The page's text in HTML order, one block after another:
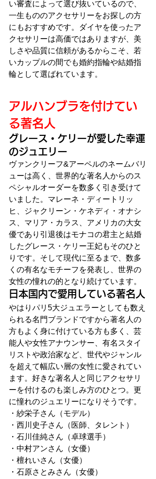
い審査によって選び抜いているので、
一生もののアクセサリーをお探しの方
にもおすすめです。ダイヤを使ったア
クセサリーは高価ではありますが、美
しさや品質に信頼があるからこそ、若
いカップルの間でも婚約指輪や結婚指
輪として選ばれています。
アルハンブラを付けてい
る著名人
グレース・ケリーが愛した幸運
のジュエリー
ヴァンクリーフ&アーペルのネームバリ
ューは高く、世界的な著名人からのス
ペシャルオーダーを数多く引き受けて
いました。マレーネ・ディートリッ
ヒ、ジャクリーン・ケネディ・オナシ
ス、マリア・カラス、アメリカの大女
優であり引退後はモナコの君主と結婚
したグレース・ケリー王妃もそのひと
りです。そして現代に至るまで、数多
くの有名なモチーフを発表し、世界の
女性の憧れの的となり続けています。
日本国内で愛用している著名人
やはりパリ5大ジュエラーとしても数え
られる名門ブランドですから著名人の
方もよく身に付けている方も多く、芸
能人や女性アナウンサー、有名スタイ
リストや政治家など、世代やジャンル
を超えて幅広い層の女性に愛されてい
ます。好きな著名人と同じアクセサリ
ーを付けるのも楽しみ方のひとつ。更
に憧れのジュエリーになりそうです。
・紗栄子さん（モデル）
・西川史子さん（医師、タレント）
・石川佳純さん（卓球選手）
・中村アンさん（女優）
・檀れいさん（女優）
・石原さとみさん（女優）